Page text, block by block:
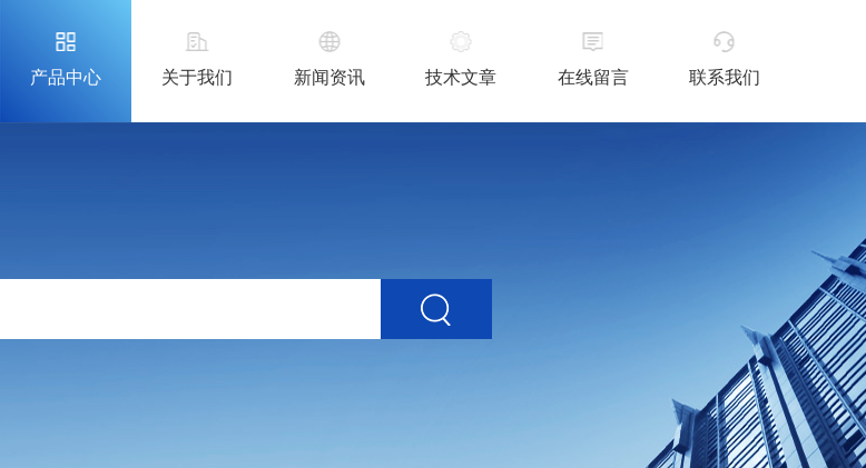
产品中心 关于我们 新闻资讯 技术文章 在线留言 联系我们